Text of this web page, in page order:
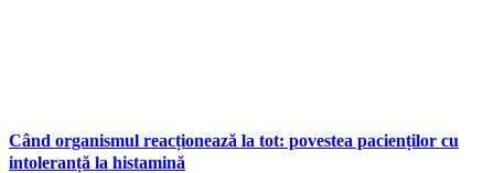
Când organismul reacționează la tot: povestea pacienților cu
intoleranță la histamină